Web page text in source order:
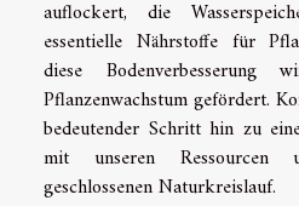
auflockert, die
essentielle Nährstoffe für
diese
Pflanzenwachstum gefördert.
bedeutender Schritt hin zu
mit unseren Ressourcen
geschlossenen Naturkreislauf.